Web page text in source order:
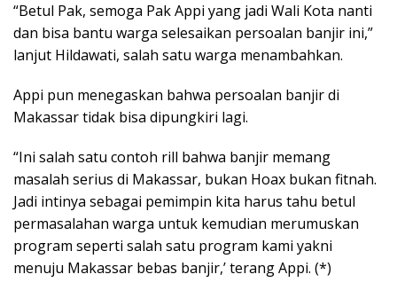
“Betul Pak, semoga Pak Appi yang jadi Wali Kota nanti
dan bisa bantu warga selesaikan persoalan banjir ini,”
lanjut Hildawati, salah satu warga menambahkan.
Appi pun menegaskan bahwa persoalan banjir di
Makassar tidak bisa dipungkiri lagi.
“Ini salah satu contoh rill bahwa banjir memang
masalah serius di Makassar, bukan Hoax bukan fitnah.
Jadi intinya sebagai pemimpin kita harus tahu betul
permasalahan warga untuk kemudian merumuskan
program seperti salah satu program kami yakni
menuju Makassar bebas banjir,’ terang Appi. (*)